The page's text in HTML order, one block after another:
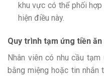
khu vực có thể phối
hiện điều này.
Quy trình tạm ứng tiền ăn
Nhân viên có nhu cầu
bằng miệng hoặc tin nhắn